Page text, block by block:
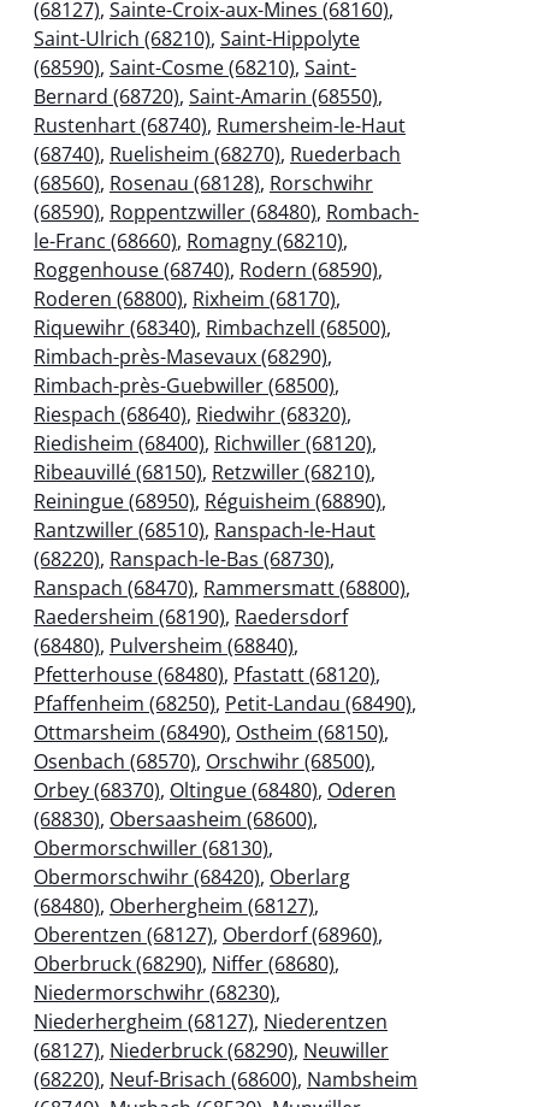
(68127), Sainte-Croix-aux-Mines (68160),
Saint-Ulrich (68210), Saint-Hippolyte
(68590), Saint-Cosme (68210), Saint-
Bernard (68720), Saint-Amarin (68550),
Rustenhart (68740), Rumersheim-le-Haut
(68740), Ruelisheim (68270), Ruederbach
(68560), Rosenau (68128), Rorschwihr
(68590), Roppentzwiller (68480), Rombach-
le-Franc (68660), Romagny (68210),
Roggenhouse (68740), Rodern (68590),
Roderen (68800), Rixheim (68170),
Riquewihr (68340), Rimbachzell (68500),
Rimbach-près-Masevaux (68290),
Rimbach-près-Guebwiller (68500),
Riespach (68640), Riedwihr (68320),
Riedisheim (68400), Richwiller (68120),
Ribeauvillé (68150), Retzwiller (68210),
Reiningue (68950), Réguisheim (68890),
Rantzwiller (68510), Ranspach-le-Haut
(68220), Ranspach-le-Bas (68730),
Ranspach (68470), Rammersmatt (68800),
Raedersheim (68190), Raedersdorf
(68480), Pulversheim (68840),
Pfetterhouse (68480), Pfastatt (68120),
Pfaffenheim (68250), Petit-Landau (68490),
Ottmarsheim (68490), Ostheim (68150),
Osenbach (68570), Orschwihr (68500),
Orbey (68370), Oltingue (68480), Oderen
(68830), Obersaasheim (68600),
Obermorschwiller (68130),
Obermorschwihr (68420), Oberlarg
(68480), Oberhergheim (68127),
Oberentzen (68127), Oberdorf (68960),
Oberbruck (68290), Niffer (68680),
Niedermorschwihr (68230),
Niederhergheim (68127), Niederentzen
(68127), Niederbruck (68290), Neuwiller
(68220), Neuf-Brisach (68600), Nambsheim